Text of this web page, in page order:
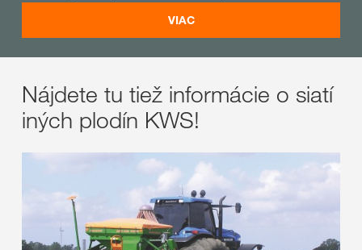
VIAC
Nájdete tu tiež informácie o siatí
iných plodín KWS!